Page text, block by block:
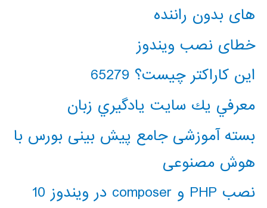
های بدون راننده
خطای نصب ویندوز
این کاراکتر چیست؟ 65279
معرفي يك سايت يادگيري زبان
بسته آموزشی جامع پیش بینی بورس با
هوش مصنوعی
نصب PHP و composer در ویندوز 10